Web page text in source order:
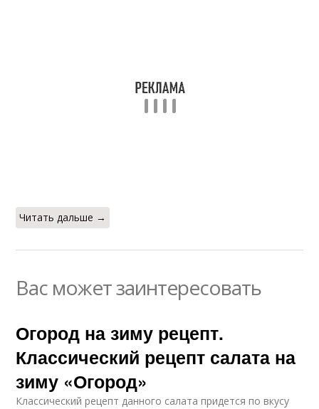
Читать дальше →
Вас может заинтересовать
Огород на зиму рецепт.
Классический рецепт салата на
зиму «Огород»
Классический рецепт данного салата придется по вкусу